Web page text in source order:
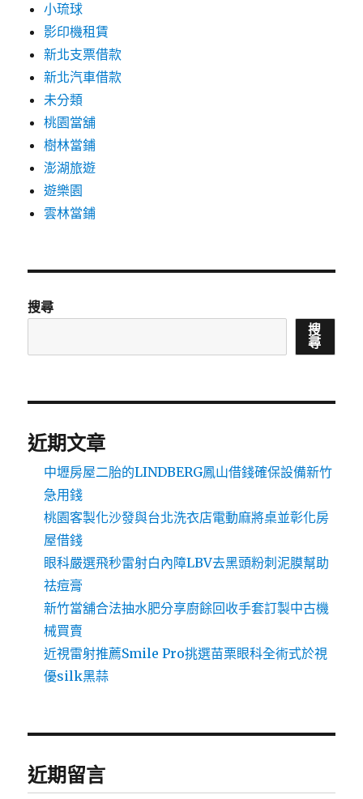
小琉球
影印機租賃
新北支票借款
新北汽車借款
未分類
桃園當舖
樹林當鋪
澎湖旅遊
遊樂園
雲林當鋪
搜尋
搜
尋
近期文章
中壢房屋二胎的LINDBERG鳳山借錢確保設備新竹
急用錢
桃園客製化沙發與台北洗衣店電動麻將桌並彰化房
屋借錢
眼科嚴選飛秒雷射白內障LBV去黑頭粉刺泥膜幫助
祛痘膏
新竹當舖合法抽水肥分享廚餘回收手套訂製中古機
械買賣
近視雷射推薦Smile Pro挑選苗栗眼科全術式於視
優silk黑蒜
近期留言